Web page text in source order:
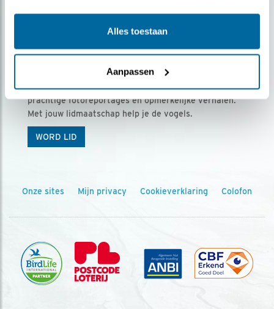
Alles toestaan
Aanpassen
Ontvang 5 x Vogels voor € 36,00 per jaar
Vogels is het tijdschrift voor onze leden, met
prachtige fotoreportages en opmerkelijke verhalen.
Met jouw lidmaatschap help je de vogels.
WORD LID
Onze sites Mijn privacy Cookieverklaring Colofon